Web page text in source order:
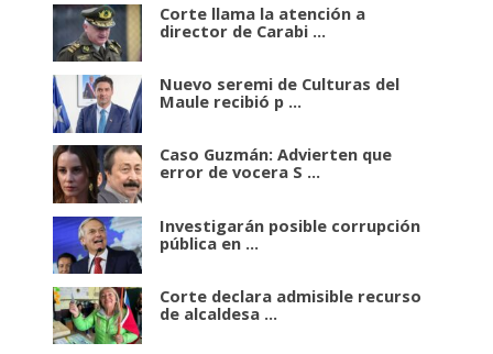
Corte llama la atención a
director de Carabi ...
Nuevo seremi de Culturas del
Maule recibió p ...
Caso Guzmán: Advierten que
error de vocera S ...
Investigarán posible corrupción
pública en ...
Corte declara admisible recurso
de alcaldesa ...